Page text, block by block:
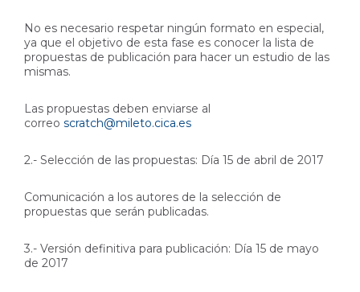
No es necesario respetar ningún formato en especial,
ya que el objetivo de esta fase es conocer la lista de
propuestas de publicación para hacer un estudio de las
mismas.
Las propuestas deben enviarse al
correo scratch@mileto.cica.es
2.- Selección de las propuestas: Día 15 de abril de 2017
Comunicación a los autores de la selección de
propuestas que serán publicadas.
3.- Versión definitiva para publicación: Día 15 de mayo
de 2017